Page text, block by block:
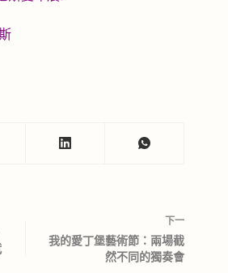
下一
我的愛丁堡藝術節：兩場截
然不同的獨奏會